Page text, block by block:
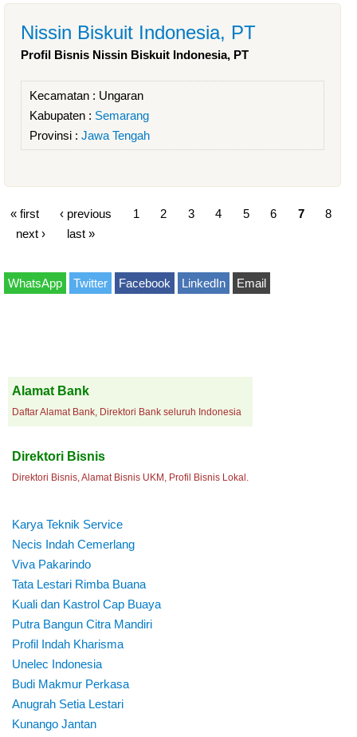
Nissin Biskuit Indonesia, PT
Profil Bisnis Nissin Biskuit Indonesia, PT
Kecamatan : Ungaran
Kabupaten : Semarang
Provinsi : Jawa Tengah
« first ‹ previous 1 2 3 4 5 6 7
8
next ›
last »
WhatsApp Twitter Facebook LinkedIn Email
Alamat Bank
Daftar Alamat Bank, Direktori Bank seluruh Indonesia
Direktori Bisnis
Direktori Bisnis, Alamat Bisnis UKM, Profil Bisnis Lokal.
Karya Teknik Service
Necis Indah Cemerlang
Viva Pakarindo
Tata Lestari Rimba Buana
Kuali dan Kastrol Cap Buaya
Putra Bangun Citra Mandiri
Profil Indah Kharisma
Unelec Indonesia
Budi Makmur Perkasa
Anugrah Setia Lestari
Kunango Jantan